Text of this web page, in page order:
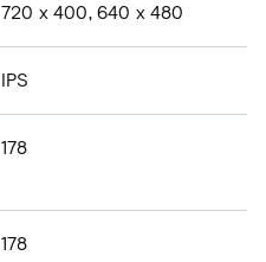
720 x 400, 640 x 480
IPS
178
178